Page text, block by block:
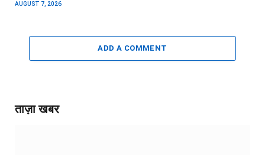
AUGUST 7, 2026
ADD A COMMENT
ताज़ा खबर